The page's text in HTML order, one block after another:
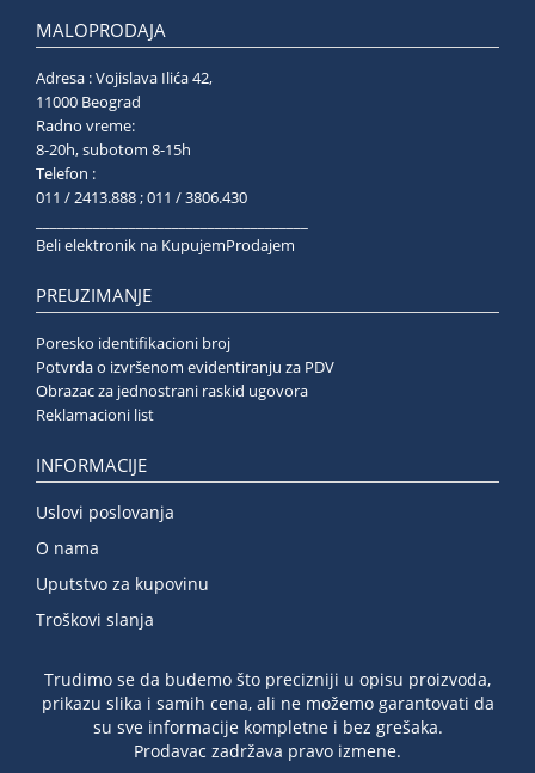
MALOPRODAJA
Adresa : Vojislava Ilića 42,
11000 Beograd
Radno vreme:
8-20h, subotom 8-15h
Telefon :
011 / 2413.888 ; 011 / 3806.430
Beli elektronik na KupujemProdajem
PREUZIMANJE
Poresko identifikacioni broj
Potvrda o izvršenom evidentiranju za PDV
Obrazac za jednostrani raskid ugovora
Reklamacioni list
INFORMACIJE
Uslovi poslovanja
O nama
Uputstvo za kupovinu
Troškovi slanja
Trudimo se da budemo što precizniji u opisu proizvoda,
prikazu slika i samih cena, ali ne možemo garantovati da
su sve informacije kompletne i bez grešaka.
Prodavac zadržava pravo izmene.